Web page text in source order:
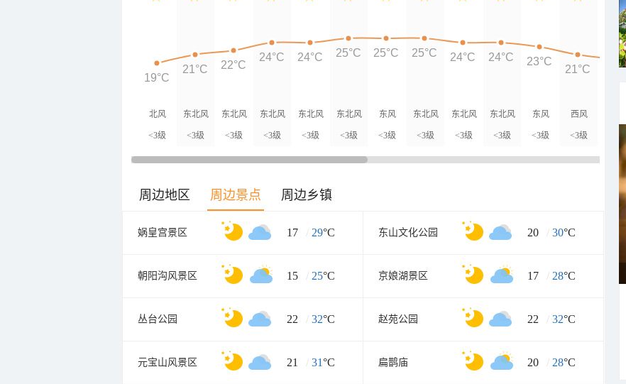
北风
<3级
东北风
<3级
东北风
<3级
东北风
<3级
东北风
<3级
东北风
<3级
东风
<3级
东北风
<3级
东北风
<3级
东北风
<3级
东风
<3级
西风
<3级
19°C
21°C 22°C
24°C 24°C 25°C 25°C 25°C 24°C 24°C 23°C
21°C
周边地区 周边景点 周边乡镇
娲皇宫景区 17 / 29°C 东山文化公园 20 / 30°C
朝阳沟风景区 15 / 25°C 京娘湖景区 17 / 28°C
丛台公园 22 / 32°C 赵苑公园 22 / 32°C
元宝山风景区 21 / 31°C 扁鹊庙 20 / 28°C